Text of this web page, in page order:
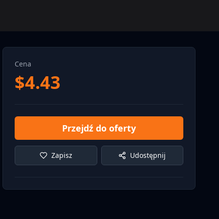
Cena
$4.43
Przejdź do oferty
Zapisz Udostępnij